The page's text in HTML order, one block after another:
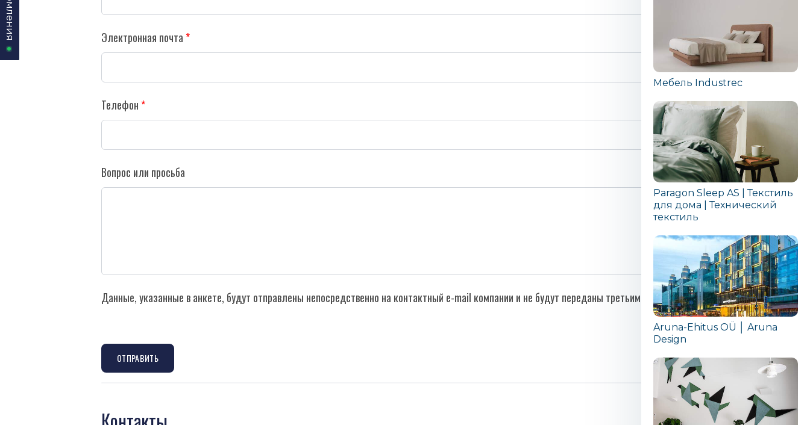
Электронная почта
Телефон
Вопрос или просьба
Данные, указанные в анкете, будут отправлены непосредственно на контактный e-mail компании и не будут переданы третьим лицам.
ОТПРАВИТЬ
Мебель Industrec
Paragon Sleep AS | Текстиль
для дома | Технический
текстиль
Aruna-Ehitus OÜ │ Aruna
Design